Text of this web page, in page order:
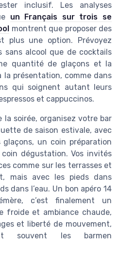
inclusif. Les analyses
un Français sur trois se
montrent que proposer des
plus une option. Prévoyez
alcool que de cocktails
quantité de glaçons et la
présentation, comme dans
qui soignent autant leurs
et cappuccinos.
la soirée, organisez votre bar
de saison estivale, avec
un coin préparation
dégustation. Vos invités
comme sur les terrasses et
mais avec les pieds dans
dans l’eau. Un bon apéro 14
c’est finalement un
froide et ambiance chaude,
et liberté de mouvement,
souvent les barmen